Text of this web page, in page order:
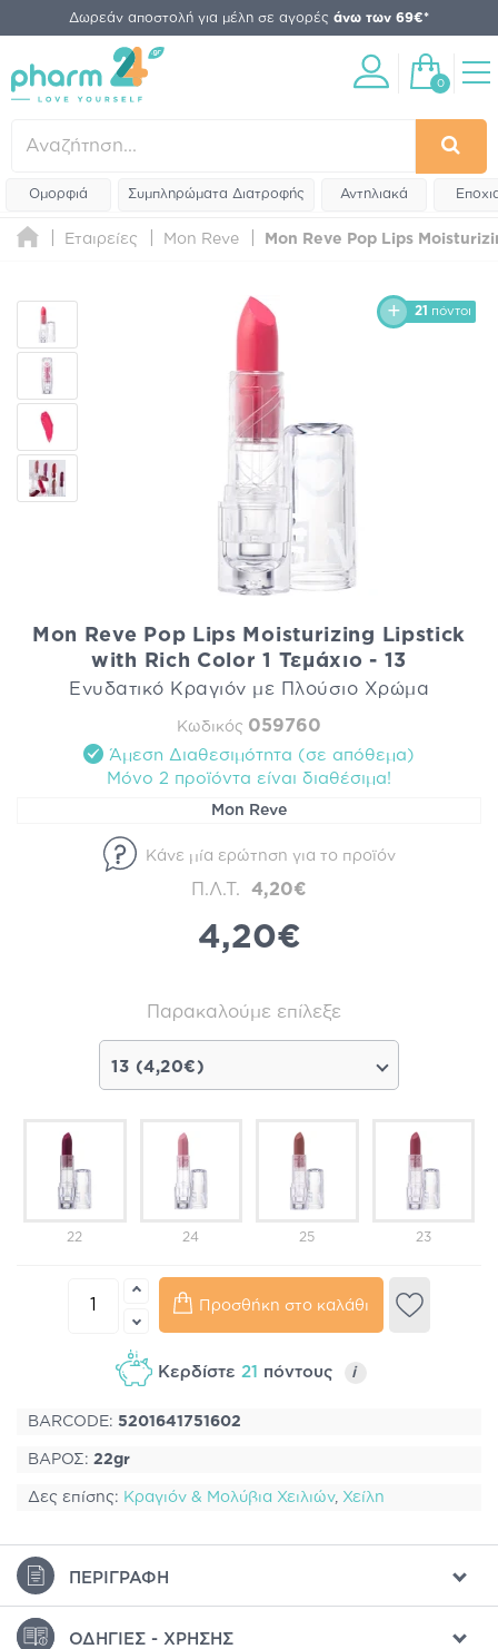
Δωρεάν αποστολή για μέλη σε αγορές άνω των 69€*
0
Ομορφιά Συμπληρώματα Διατροφής Αντηλιακά
Εταιρείες Mon Reve Mon Reve Pop Lips
21 πόντοι
Mon Reve Pop Lips Moisturizing Lipstick
with Rich Color 1 Τεμάχιο - 13
Ενυδατικό Κραγιόν με Πλούσιο Χρώμα
Κωδικός 059760
Άμεση Διαθεσιμότητα (σε απόθεμα)
Mόνο 2 προϊόντα είναι διαθέσιμα!
Mon Reve
Κάνε μία ερώτηση για το προϊόν
Π.Λ.Τ. 4,20€
4,20€
Παρακαλούμε επίλεξε
13 (4,20€)
22 24 25 23
Προσθήκη στο καλάθι
Κερδίστε 21 πόντους i
BARCODE: 5201641751602
ΒΑΡΟΣ: 22gr
Δες επίσης: Κραγιόν & Μολύβια Χειλιών, Χείλη
ΠΕΡΙΓΡΑΦΉ
ΟΔΗΓΊΕΣ - ΧΡΉΣΗΣ